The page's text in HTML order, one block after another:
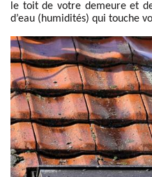
le toit de votre demeure et
d’eau (humidités) qui touche